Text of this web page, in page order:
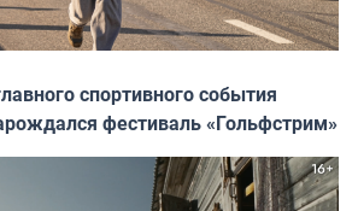
спортивного события
фестиваль «Гольфстрим»